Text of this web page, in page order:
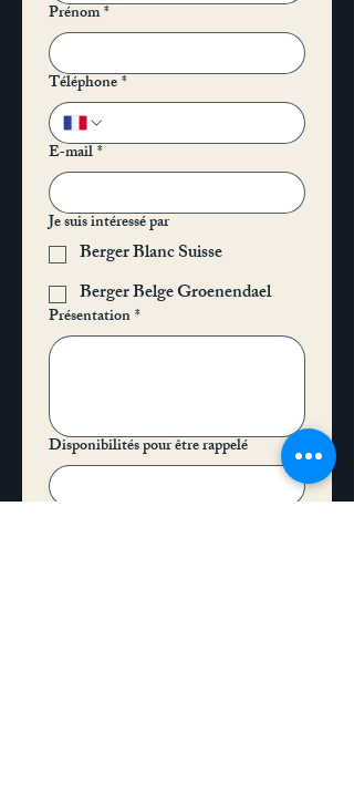
Prénom*
Téléphone*
E‑mail*
Je suis intéressé par
Berger Blanc Suisse
Berger Belge Groenendael
Présentation*
Disponibilités pour être rappelé